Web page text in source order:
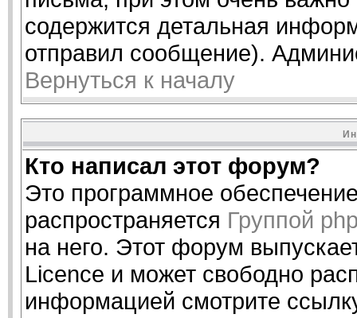
содержится детальная
отправил сообщение).
Вернуться к началу
Кто написал этот форум?
Это программное
распространяется Группой
на него. Этот форум
Licence и может свободно
информацией смотрите